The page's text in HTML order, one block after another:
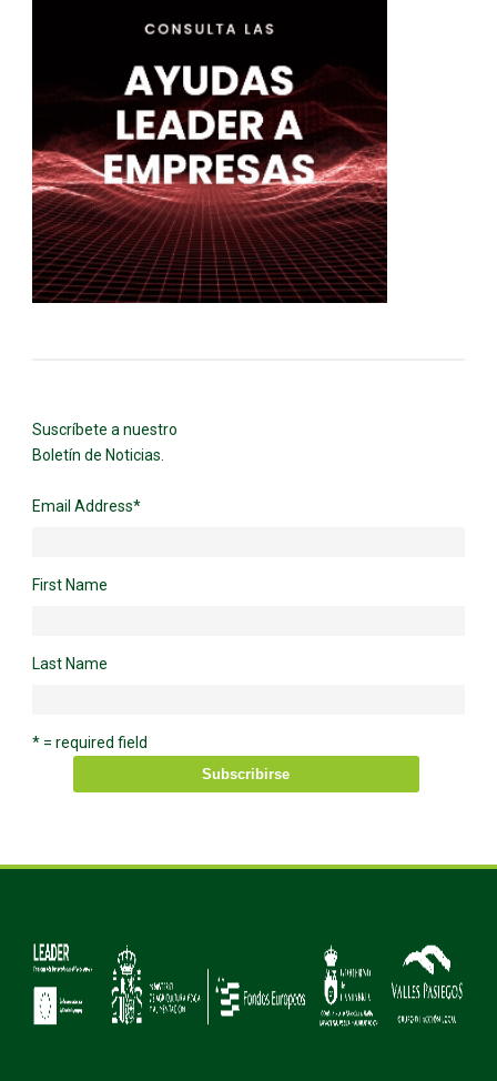
Suscríbete a nuestro
Boletín de Noticias.
Email Address*
First Name
Last Name
* = required field